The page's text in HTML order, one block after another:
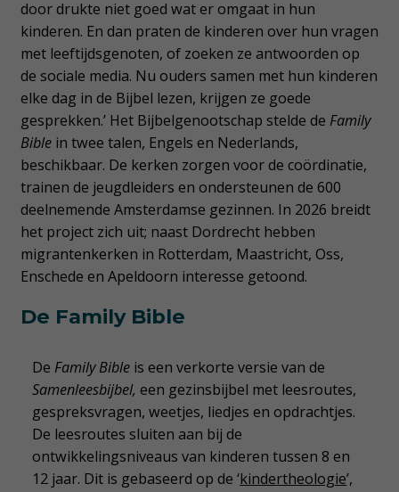
door drukte niet goed wat er omgaat in hun
kinderen. En dan praten de kinderen over hun vragen
met leeftijdsgenoten, of zoeken ze antwoorden op
de sociale media. Nu ouders samen met hun kinderen
elke dag in de Bijbel lezen, krijgen ze goede
gesprekken.’ Het Bijbelgenootschap stelde de Family
Biblein twee talen, Engels en Nederlands,
beschikbaar. De kerken zorgen voor de coördinatie,
trainen de jeugdleiders en ondersteunen de 600
deelnemende Amsterdamse gezinnen. In 2026 breidt
het project zich uit; naast Dordrecht hebben
migrantenkerken in Rotterdam, Maastricht, Oss,
Enschede en Apeldoorn interesse getoond.
De Family Bible
De Family Bible is een verkorte versie van de
Samenleesbijbel, een gezinsbijbel met leesroutes,
gespreksvragen, weetjes, liedjes en opdrachtjes.
De leesroutes sluiten aan bij de
ontwikkelingsniveaus van kinderen tussen 8 en
12 jaar. Dit is gebaseerd op de ‘kindertheologie’,